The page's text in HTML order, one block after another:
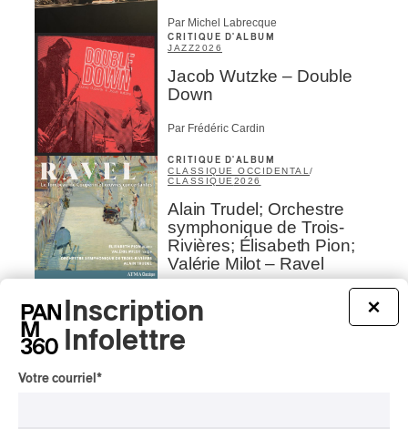
Par Michel Labrecque
CRITIQUE D'ALBUM
JAZZ2026
Jacob Wutzke – Double
Down
Par Frédéric Cardin
CRITIQUE D'ALBUM
CLASSIQUE OCCIDENTAL/
CLASSIQUE2026
Alain Trudel; Orchestre
symphonique de Trois-
Rivières; Élisabeth Pion;
Valérie Milot – Ravel
Par Frédéric Cardin
INTERVIEW
CHANSON
Domaine Forget 2026
×
Inscription
Infolettre
Votre courriel *